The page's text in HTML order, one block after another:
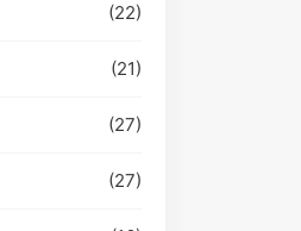
(22)
(21)
(27)
(27)